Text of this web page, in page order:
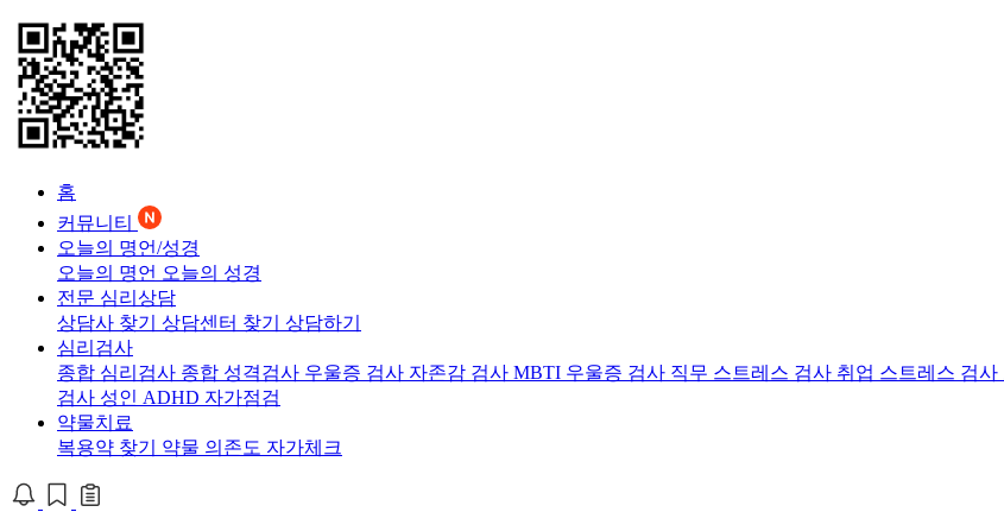
홈
커뮤니티
오늘의 명언/성경
오늘의 명언 오늘의 성경
전문 심리상담
상담사 찾기 상담센터 찾기 상담하기
심리검사
종합 심리검사 종합 성격검사 우울증 검사 자존감 검사 MBTI 우울증 검사 직무 스트레스 검사 취업 스트레스 검사
검사 성인 ADHD 자가점검
약물치료
복용약 찾기 약물 의존도 자가체크